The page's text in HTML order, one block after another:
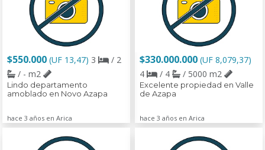
$550.000 (UF 13,47) 3
/ 2
/ - m2
Lindo departamento
amoblado en Novo Azapa
hace 3 años en Arica
$330.000.000 (UF 8,079,37)
4
/ 4 / 5000 m2
Excelente propiedad en Valle
de Azapa
hace 3 años en Arica